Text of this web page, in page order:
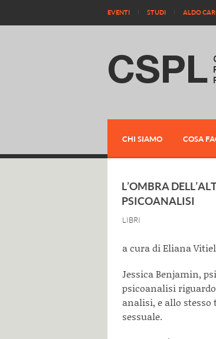
EVENTI STUDI ALDO
CHI SIAMO COSA
L’OMBRA
PSICOANALISI
LIBRI
a cura di Eliana
Jessica Benjamin,
psicoanalisi
analisi, e allo
sessuale.